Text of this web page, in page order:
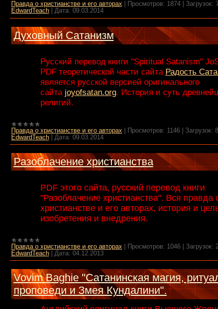
Правда о христианстве и его авторах| Просмотров: 1874| Загрузок:
EdwardTeach| Дата: 09.03.2014
Духовный Сатанизм
Русский перевод книги "Spiritual Satanism"
PDF теоретической части сайта Радость
является русской версией оригинального
сайта joyofsatan.org. История и суть
религий.
Правда о христианстве и его авторах Просмотров: 1146| Загрузок:
EdwardTeach| Дата: 09.03.2014
Разоблачение христианства
PDF этого сайта, русский перевод книги
"Разоблачение христианства". Вся правда
христианстве и его авторах, история и
изобретения и внедрения.
Правда о христианстве и его авторах Просмотров: 1046| Загрузок:
EdwardTeach| Дата: 04.12.2013
Vovim Baghie "Сатанинская магия,
проповеди и Змея Кундалини".